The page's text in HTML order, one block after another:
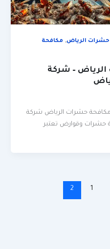
حشرات الرياض, مكافحة
– شركة
حشرات الرياض شركة
حشرات وقوارض تعتبر
1
2